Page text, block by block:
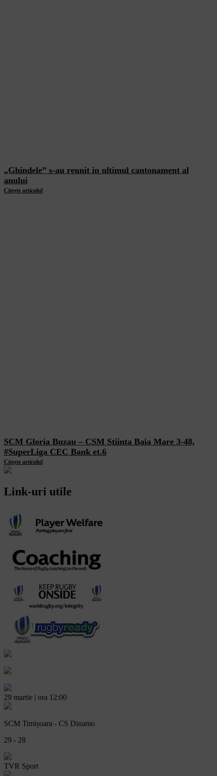
„Ghindele” s-au reunit in ultimul cantonament al
anului
Citește articolul
SCM Gloria Buzau – CSM Stiinta Baia Mare 3-48,
#SuperLiga CEC Bank et.6
Citește articolul
Link-uri utile
29 martie | ora 12:00
SCM Timișoara - CS Dinamo
29 - 28
TVR Sport